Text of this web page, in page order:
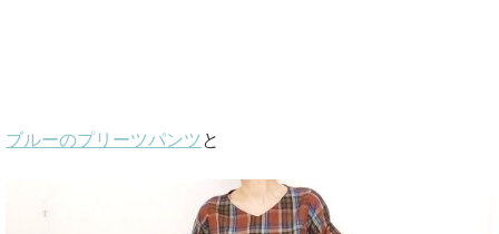
ブルーのプリーツパンツ と